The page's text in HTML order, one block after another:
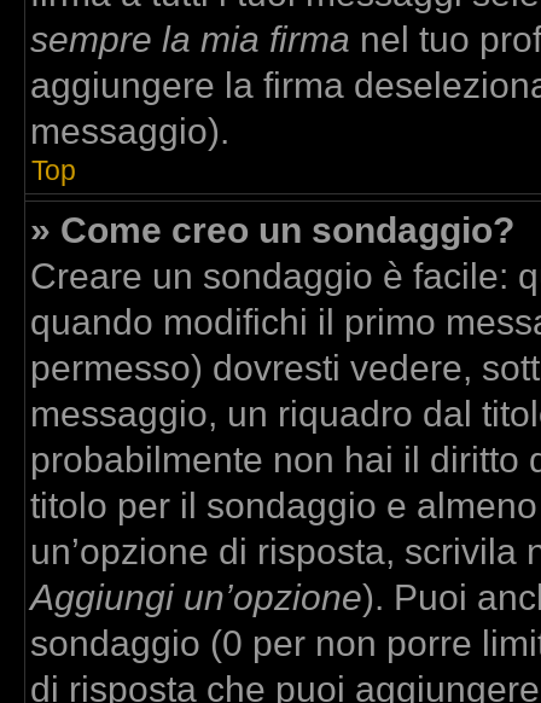
sempre la mia firma nel tuo
aggiungere la firma
messaggio).
Top
» Come creo un sondaggio?
Creare un sondaggio è facile:
quando modifichi il primo
permesso) dovresti vedere,
messaggio, un riquadro dal
probabilmente non hai il diritto
titolo per il sondaggio e
un’opzione di risposta, scrivila
Aggiungi un’opzione). Puoi
sondaggio (0 per non porre
di risposta che puoi